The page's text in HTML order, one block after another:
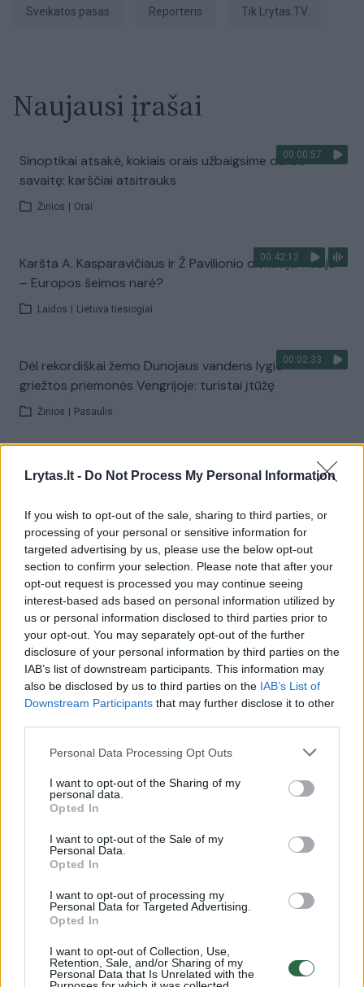
Lrytas.lt - Do Not Process My Personal Information
If you wish to opt-out of the sale, sharing to third parties, or
processing of your personal or sensitive information for
targeted advertising by us, please use the below opt-out
section to confirm your selection. Please note that after your
opt-out request is processed you may continue seeing
interest-based ads based on personal information utilized by
us or personal information disclosed to third parties prior to
your opt-out. You may separately opt-out of the further
disclosure of your personal information by third parties on the
IAB’s list of downstream participants. This information may
also be disclosed by us to third parties on the IAB’s List of
Downstream Participants that may further disclose it to other
Personal Data Processing Opt Outs
I want to opt-out of the Sharing of my
personal data.
Opted In
I want to opt-out of the Sale of my
Personal Data.
Opted In
I want to opt-out of processing my
Personal Data for Targeted Advertising.
Opted In
I want to opt-out of Collection, Use,
Retention, Sale, and/or Sharing of my
Personal Data that Is Unrelated with the
sveikatos pasas Reporteris tik Lrytas.TV
Naujausi įrašai
00:00:57
Sinoptikai atsakė, kokiais orais užbaigsime darbo
savaitę: karščiai atsitrauks
Žinios Orai
00:42:12
Karšta A. Kasparavičiaus ir Ž Pavilionio diskusija: Rusija
– Europos šeimos narė?
Laidos Lietuva tiesiogiai
00:02:33
Dėl rekordiškai žemo Dunojaus vandens lygio –
griežtos priemonės Vengrijoje: turistai įtūžę
Žinios Pasaulis
00:04:00
Kuprines pasvėrę specialistai įspėja apie pavojingą
įprotį: tą daro daugiau nei pusė pradinukų
Žinios | Lietuvos diena
Visi įrašai
Žiūrimiausi įrašai
00:00:30
Vaizdai iš tragiškos avarijos Vilniaus r.: dviejų moterų ir
vaiko gyvybių išgelbėti nepavyko
Žinios | Lietuvos diena
Savaitės vidurys nusimato karštas: temperatūra kils iki
Žinios | Orai
00:00:59
Nufilmavo, kaip patvino Vilniaus Vakarinis aplinkkelis:
vaizdas pribloškia
Žinios | Lietuvos diena